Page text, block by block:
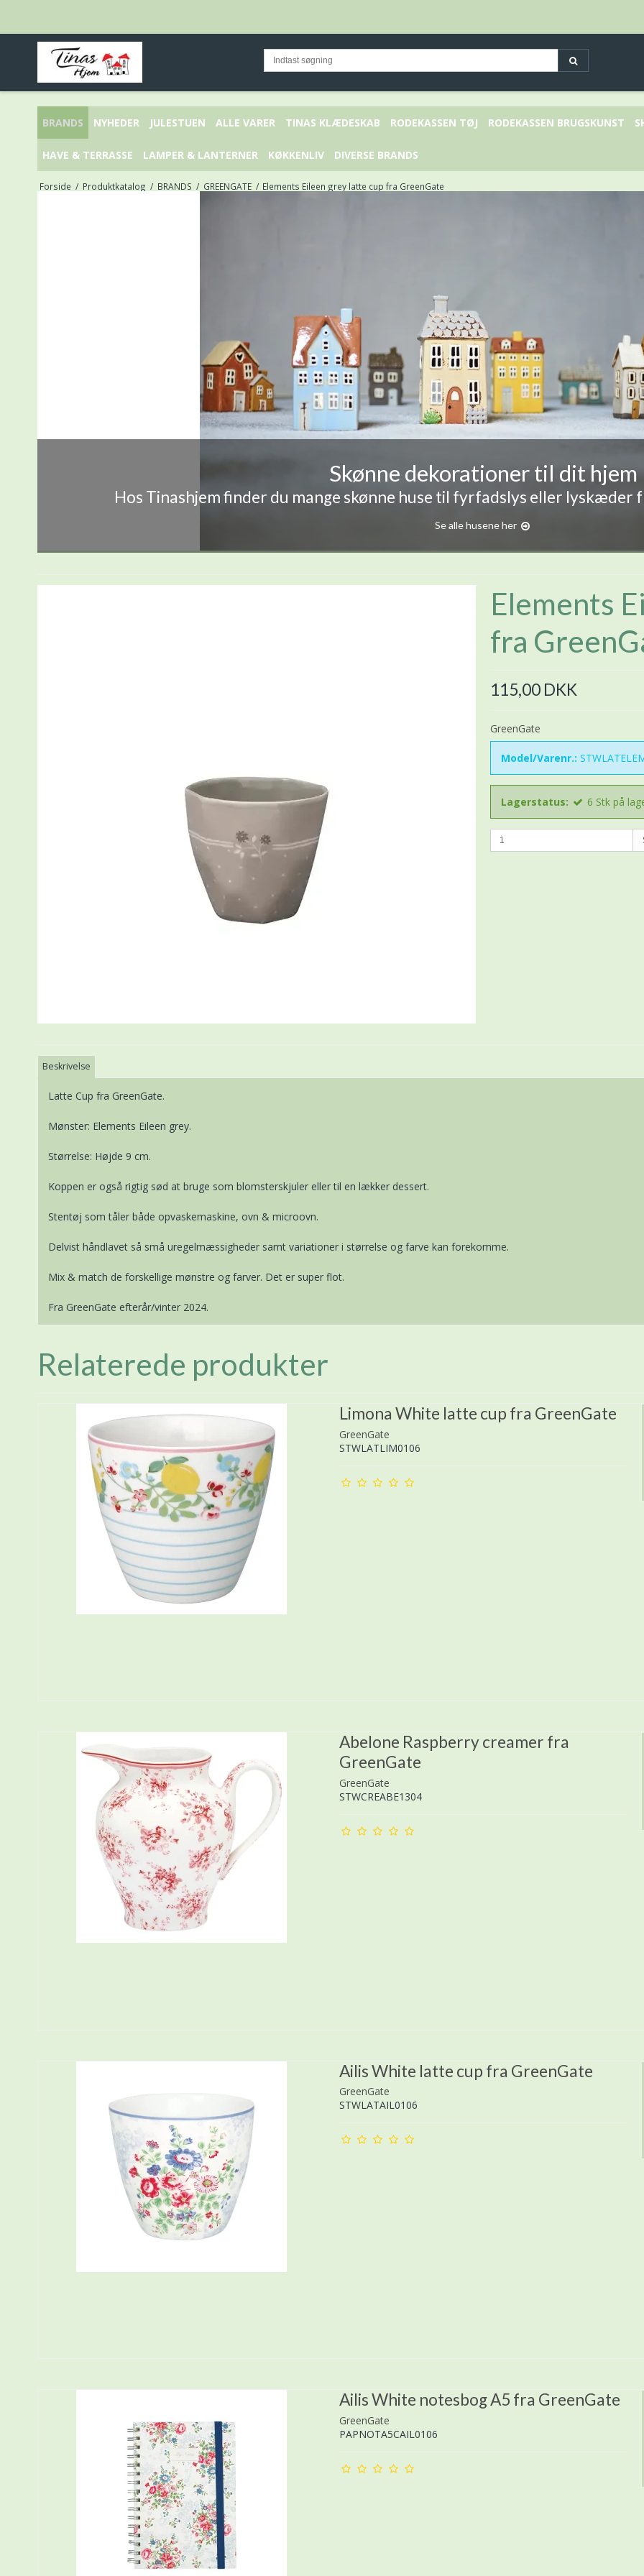
BRANDS NYHEDER JULESTUEN ALLE VARER TINAS KLÆDESKAB RODEKASSEN TØJ RODEKASSEN BRUGSKUNST
HAVE & TERRASSE LAMPER & LANTERNER KØKKENLIV DIVERSE BRANDS
Forside / Produktkatalog / BRANDS / GREENGATE / Elements Eileen grey latte cup fra GreenGate
Skønne dekorationer til dit hjem
Hos Tinashjem finder du mange skønne huse til fyrfadslys eller lyskæder
Se alle husene her
Elements
fra
115,00 DKK
GreenGate
Model/Varenr.:
Lagerstatus: 6 Stk på
Beskrivelse
Latte Cup fra GreenGate.
Mønster: Elements Eileen grey.
Størrelse: Højde 9 cm.
Koppen er også rigtig sød at bruge som blomsterskjuler eller til en lækker dessert.
Stentøj som tåler både opvaskemaskine, ovn & microovn.
Delvist håndlavet så små uregelmæssigheder samt variationer i størrelse og farve kan forekomme.
Mix & match de forskellige mønstre og farver. Det er super flot.
Fra GreenGate efterår/vinter 2024.
Relaterede produkter
Limona White latte cup fra GreenGate
GreenGate
STWLATLIM0106
Abelone Raspberry creamer fra
GreenGate
GreenGate
STWCREABE1304
Ailis White latte cup fra GreenGate
GreenGate
STWLATAIL0106
Ailis White notesbog A5 fra GreenGate
GreenGate
PAPNOTA5CAIL0106